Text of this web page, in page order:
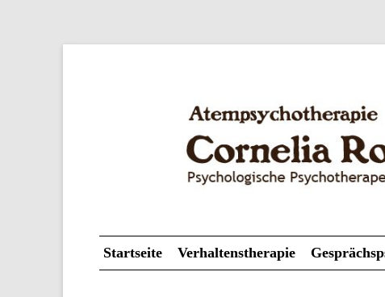
Atempsychotherapie
Startseite Verhaltenstherapie